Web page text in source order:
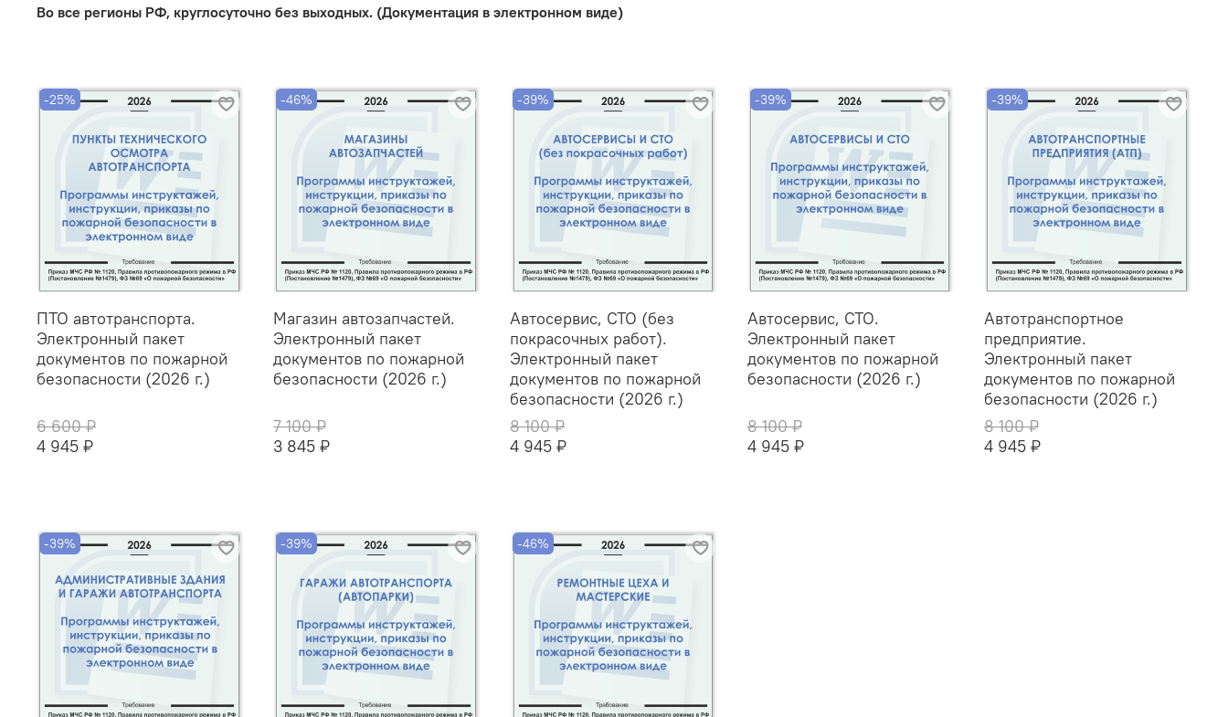
Во все регионы РФ, круглосуточно без выходных. (Документация в электронном виде)
-25%
ПТО автотранспорта.
Электронный пакет
документов по пожарной
безопасности (2026 г.)
6 600 ₽
4 945 ₽
-46%
Магазин автозапчастей.
Электронный пакет
документов по пожарной
безопасности (2026 г.)
7 100 ₽
3 845 ₽
-39%
Автосервис, СТО (без
покрасочных работ).
Электронный пакет
документов по пожарной
безопасности (2026 г.)
8 100 ₽
4 945 ₽
-39%
Автосервис, СТО.
Электронный пакет
документов по пожарной
безопасности (2026 г.)
8 100 ₽
4 945 ₽
-39%
Автотранспортное
предприятие.
Электронный пакет
документов по пожарной
безопасности (2026 г.)
8 100 ₽
4 945 ₽
-39% -39% -46%